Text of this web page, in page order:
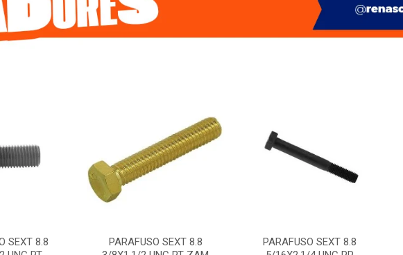
SEXT 8.8
PARAFUSO SEXT 8.8
PARAFUSO SEXT 8.8